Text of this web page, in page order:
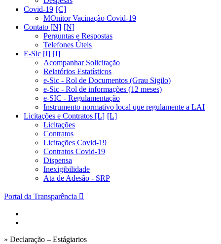
Covid-19
MOnitor Vacinação Covid-19
Contato [N]
Perguntas e Respostas
Telefones Úteis
E-Sic [I]
Acompanhar Solicitação
Relatórios Estatísticos
e-Sic - Rol de Documentos (Grau Sigilo)
e-Sic - Rol de informações (12 meses)
e-SIC - Regulamentação
Instrumento normativo local que regulamente a LAI
Licitações e Contratos [L]
Licitações
Contratos
Licitações Covid-19
Contratos Covid-19
Dispensa
Inexigibilidade
Ata de Adesão - SRP
Portal da Transparência
» Declaração – Estágiarios